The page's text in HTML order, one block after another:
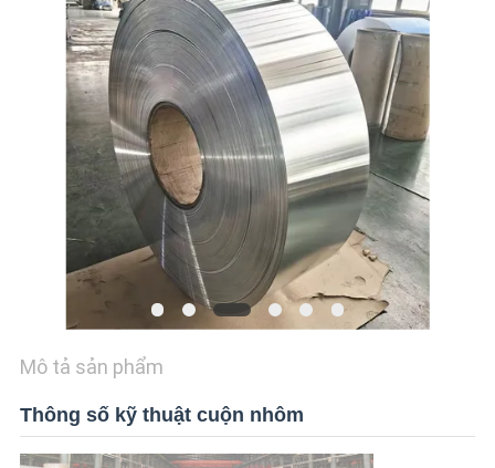
TRƯỜNG
BÁO
Mô tả sản phẩm
Thông số kỹ thuật cuộn nhôm